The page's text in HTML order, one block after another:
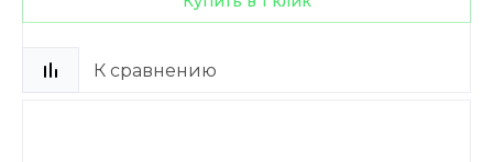
К сравнению